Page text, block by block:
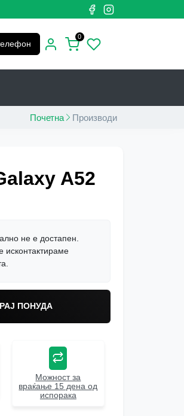
0
Почетна Производи
A52
не е достапен.
исконтактираме
ПОНУДА
Можност за
враќање 15 дена од
испорака